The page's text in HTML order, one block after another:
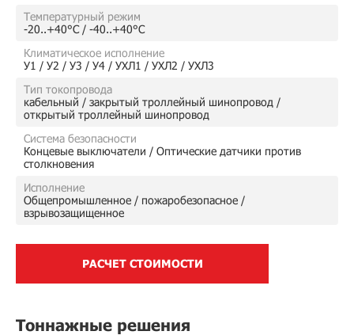
Температурный режим
-20..+40°C / -40..+40°C
Климатическое исполнение
У1 / У2 / У3 / У4 / УХЛ1 / УХЛ2 / УХЛ3
Тип токопровода
кабельный / закрытый троллейный шинопровод /
открытый троллейный шинопровод
Система безопасности
Концевые выключатели / Оптические датчики против
столкновения
Исполнение
Общепромышленное / пожаробезопасное /
взрывозащищенное
РАСЧЕТ СТОИМОСТИ
Тоннажные решения